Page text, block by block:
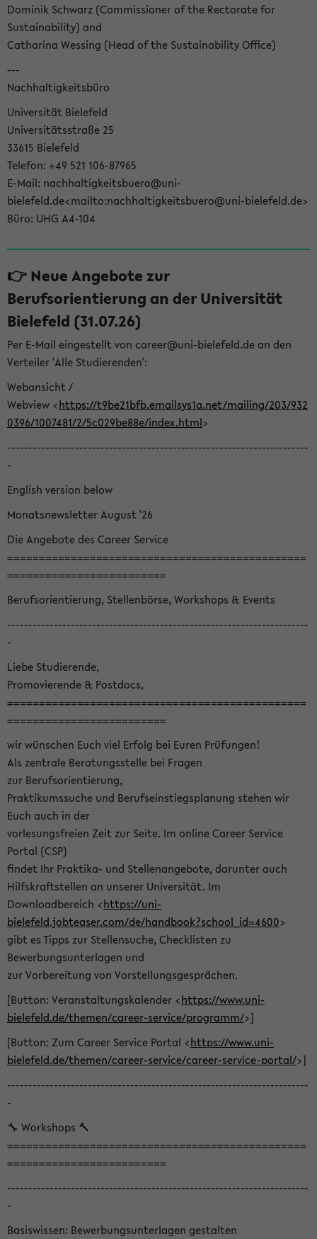
Dominik Schwarz (Commissioner of the Rectorate for
Sustainability) and
Catharina Wessing (Head of the Sustainability Office)
---
Nachhaltigkeitsbüro
Universität Bielefeld
Universitätsstraße 25
33615 Bielefeld
Telefon: +49 521 106-87965
E-Mail: nachhaltigkeitsbuero@uni-
bielefeld.de<mailto:nachhaltigkeitsbuero@uni-bielefeld.de>
Büro: UHG A4-104
👉 Neue Angebote zur
Berufsorientierung an der Universität
Bielefeld (31.07.26)
Per E-Mail eingestellt von career@uni-bielefeld.de an den
Verteiler 'Alle Studierenden':
Webansicht /
Webview <https://t9be21bfb.emailsys1a.net/mailing/203/932
0396/1007481/2/5c029be88e/index.html>
-----------------------------------------------------------------------
-
English version below
Monatsnewsletter August '26
Die Angebote des Career Service
===============================================
=========================
Berufsorientierung, Stellenbörse, Workshops & Events
-----------------------------------------------------------------------
-
Liebe Studierende,
Promovierende & Postdocs,
===============================================
=========================
wir wünschen Euch viel Erfolg bei Euren Prüfungen!
Als zentrale Beratungsstelle bei Fragen
zur Berufsorientierung,
Praktikumssuche und Berufseinstiegsplanung stehen wir
Euch auch in der
vorlesungsfreien Zeit zur Seite. Im online Career Service
Portal (CSP)
findet Ihr Praktika- und Stellenangebote, darunter auch
Hilfskraftstellen an unserer Universität. Im
Downloadbereich <https://uni-
bielefeld.jobteaser.com/de/handbook?school_id=4600>
gibt es Tipps zur Stellensuche, Checklisten zu
Bewerbungsunterlagen und
zur Vorbereitung von Vorstellungsgesprächen.
[Button: Veranstaltungskalender <https://www.uni-
bielefeld.de/themen/career-service/programm/>]
[Button: Zum Career Service Portal <https://www.uni-
bielefeld.de/themen/career-service/career-service-portal/>]
-----------------------------------------------------------------------
-
🔧 Workshops 🔨
===============================================
=========================
-----------------------------------------------------------------------
-
Basiswissen: Bewerbungsunterlagen gestalten